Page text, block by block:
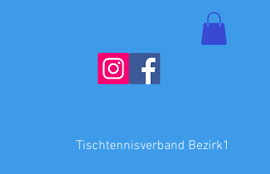
Tischtennisverband Bezirk1